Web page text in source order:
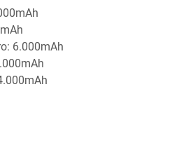
6.000mAh